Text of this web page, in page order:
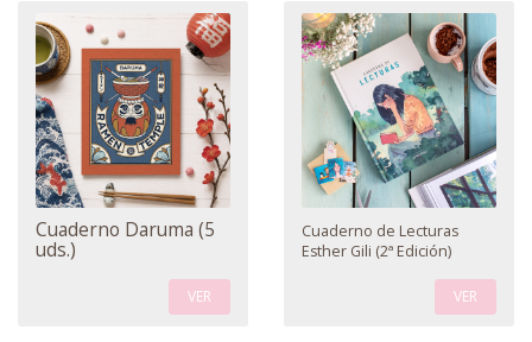
Cuaderno Daruma (5
uds.)
VER
Cuaderno de Lecturas
Esther Gili (2ª Edición)
VER